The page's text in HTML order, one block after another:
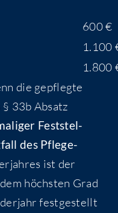
600 €
1.100
1.800
die gepfleg­te
33b Absatz
Fest­stel­
des Pfle­ge­
ist der
höchs­ten Grad
fest­ge­stellt